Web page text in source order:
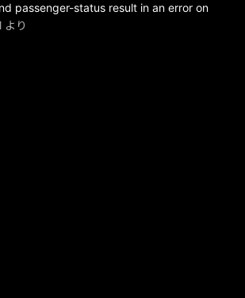
passenger-status result in an error on
より